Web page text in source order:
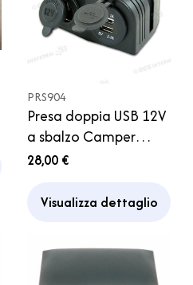
PRS904
Presa doppia USB 12V
a sbalzo Camper
Caravan Macchina
28,00 €
Visualizza dettaglio